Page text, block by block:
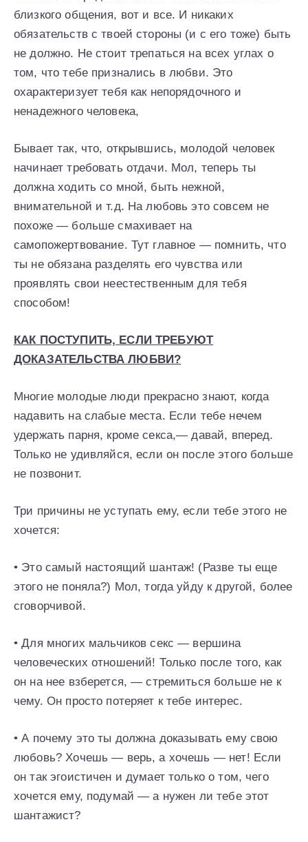
близкого общения, вот и все. И никаких
обязательств с твоей стороны (и с его тоже) быть
не должно. Не стоит трепаться на всех углах о
том, что тебе признались в любви. Это
охарактеризует тебя как непорядочного и
ненадежного человека,
Бывает так, что, открывшись, молодой человек
начинает требовать отдачи. Мол, теперь ты
должна ходить со мной, быть нежной,
внимательной и т.д. На любовь это совсем не
похоже — больше смахивает на
самопожертвование. Тут главное — помнить, что
ты не обязана разделять его чувства или
проявлять свои неестественным для тебя
способом!
КАК ПОСТУПИТЬ, ЕСЛИ ТРЕБУЮТ
ДОКАЗАТЕЛЬСТВА ЛЮБВИ?
Многие молодые люди прекрасно знают, когда
надавить на слабые места. Если тебе нечем
удержать парня, кроме секса,— давай, вперед.
Только не удивляйся, если он после этого больше
не позвонит.
Три причины не уступать ему, если тебе этого не
хочется:
• Это самый настоящий шантаж! (Разве ты еще
этого не поняла?) Мол, тогда уйду к другой, более
сговорчивой.
• Для многих мальчиков секс — вершина
человеческих отношений! Только после того, как
он на нее взберется, — стремиться больше не к
чему. Он просто потеряет к тебе интерес.
• А почему это ты должна доказывать ему свою
любовь? Хочешь — верь, а хочешь — нет! Если
он так эгоистичен и думает только о том, чего
хочется ему, подумай — а нужен ли тебе этот
шантажист?